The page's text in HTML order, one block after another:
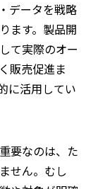
データを戦略
ます。製品開
て実際のオー
販売促進ま
に活用してい
要なのは、た
せん。むし